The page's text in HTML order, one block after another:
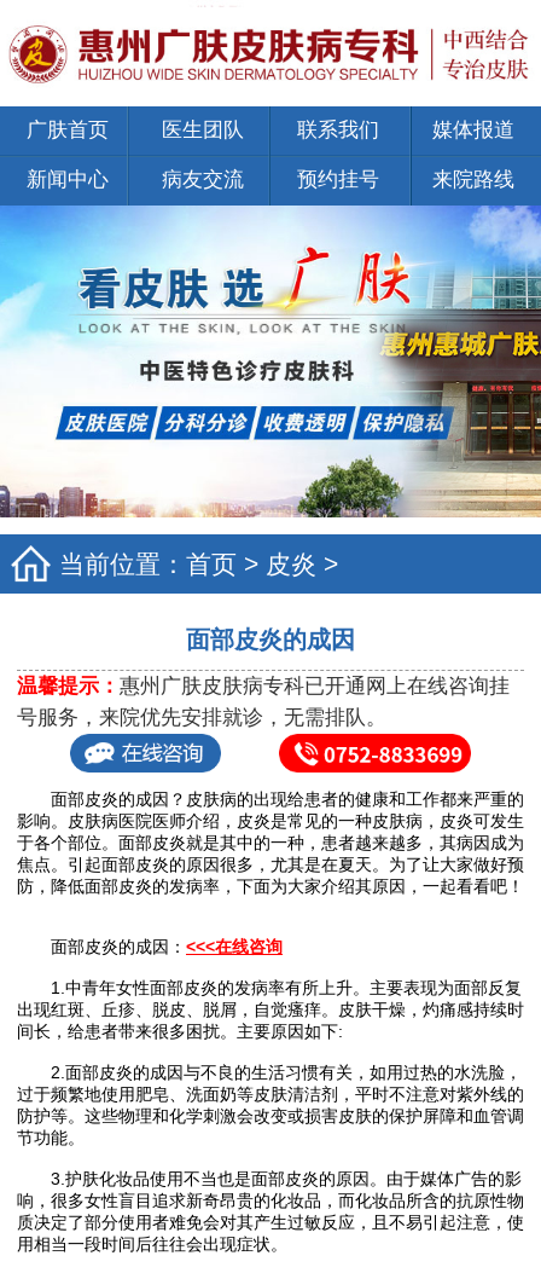
广肤首页 医生团队 联系我们 媒体报道
新闻中心 病友交流 预约挂号 来院路线
当前位置： 首页 > 皮炎 >
面部皮炎的成因
温馨提示： 惠州广肤皮肤病专科已开通网上在线咨询挂
号服务，来院优先安排就诊，无需排队。
面部皮炎的成因？皮肤病的出现给患者的健康和工作都来严重的
影响。皮肤病医院医师介绍，皮炎是常见的一种皮肤病，皮炎可发生
于各个部位。面部皮炎就是其中的一种，患者越来越多，其病因成为
焦点。引起面部皮炎的原因很多，尤其是在夏天。为了让大家做好预
防，降低面部皮炎的发病率，下面为大家介绍其原因，一起看看吧！
面部皮炎的成因： <<<在线咨询
1.中青年女性面部皮炎的发病率有所上升。主要表现为面部反复
出现红斑、丘疹、脱皮、脱屑，自觉瘙痒。皮肤干燥，灼痛感持续时
间长，给患者带来很多困扰。主要原因如下:
2.面部皮炎的成因与不良的生活习惯有关，如用过热的水洗脸，
过于频繁地使用肥皂、洗面奶等皮肤清洁剂，平时不注意对紫外线的
防护等。这些物理和化学刺激会改变或损害皮肤的保护屏障和血管调
节功能。
3.护肤化妆品使用不当也是面部皮炎的原因。由于媒体广告的影
响，很多女性盲目追求新奇昂贵的化妆品，而化妆品所含的抗原性物
质决定了部分使用者难免会对其产生过敏反应，且不易引起注意，使
用相当一段时间后往往会出现症状。